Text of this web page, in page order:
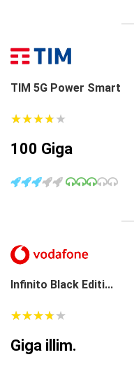
TIM 5G Power Smart
★★★★★
★★★★★
100 Giga
Infinito Black Editi...
★★★★★
★★★★★
Giga illim.